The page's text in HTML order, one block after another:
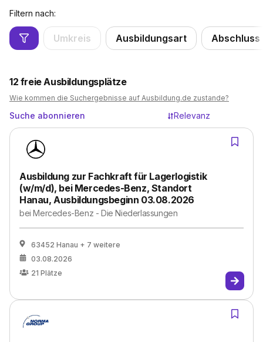
Filtern nach:
Umkreis Ausbildungsart Abschluss
12 freie Ausbildungsplätze
Wie kommen die Suchergebnisse auf Ausbildung.de zustande?
Suche abonnieren Relevanz
Ausbildung zur Fachkraft für Lagerlogistik
(w/m/d), bei Mercedes-Benz, Standort
Hanau, Ausbildungsbeginn 03.08.2026
beiMercedes-Benz - Die Niederlassungen
63452 Hanau + 7 weitere
03.08.2026
21 Plätze